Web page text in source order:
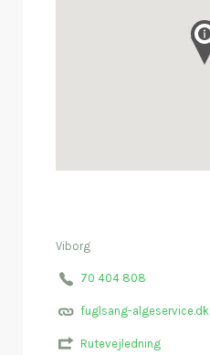
Viborg
70 404 808
fuglsang-algeservice.dk
Rutevejledning